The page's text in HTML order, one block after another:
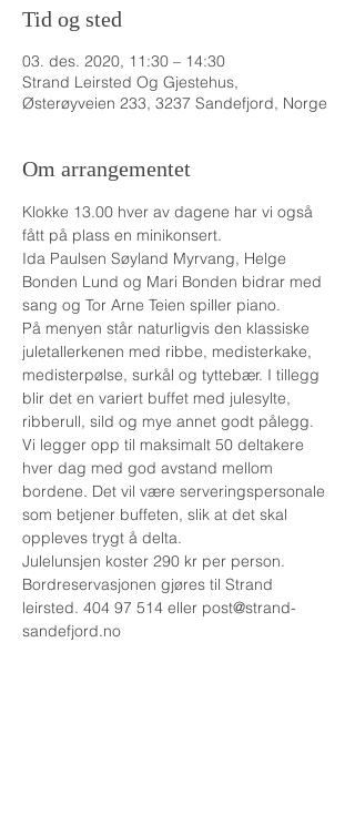
Tid og sted
03. des. 2020, 11:30 – 14:30
Strand Leirsted Og Gjestehus,
Østerøyveien 233, 3237 Sandefjord, Norge
Om arrangementet
Klokke 13.00 hver av dagene har vi også
fått på plass en minikonsert.
Ida Paulsen Søyland Myrvang, Helge
Bonden Lund og Mari Bonden bidrar med
sang og Tor Arne Teien spiller piano.
På menyen står naturligvis den klassiske
juletallerkenen med ribbe, medisterkake,
medisterpølse, surkål og tyttebær. I tillegg
blir det en variert buffet med julesylte,
ribberull, sild og mye annet godt pålegg.
Vi legger opp til maksimalt 50 deltakere
hver dag med god avstand mellom
bordene. Det vil være serveringspersonale
som betjener buffeten, slik at det skal
oppleves trygt å delta.
Julelunsjen koster 290 kr per person.
Bordreservasjonen gjøres til Strand
leirsted. 404 97 514 eller post@strand-
sandefjord.no